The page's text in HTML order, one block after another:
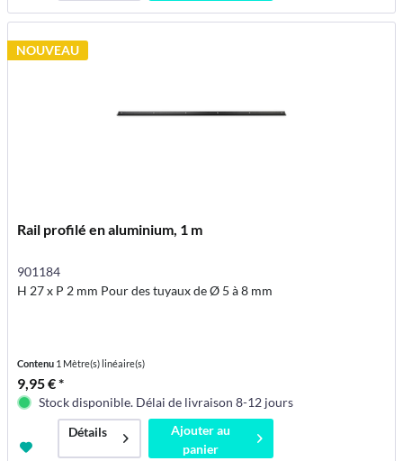
NOUVEAU
Rail profilé en aluminium, 1 m
901184
H 27 x P 2 mm Pour des tuyaux de Ø 5 à 8 mm
Contenu 1 Mètre(s) linéaire(s)
9,95 € *
Stock disponible. Délai de livraison 8-12 jours
Détails
Ajouter au
panier